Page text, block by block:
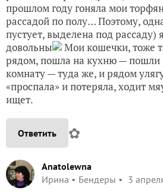
прошлом году гоняла мои
рассадой по полу… Поэтому,
пустует, выделена под рассаду)
довольны
Мои кошечки, тоже
рядом, пошла на кухню — пошли
комнату — туда же, и рядом
«проспала» и потеряла, ходит
ищет.
Ответить ✿
Anatolewna
Ирина
Бендеры 3